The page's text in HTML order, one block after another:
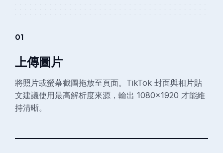
01
上傳圖片
將照片或螢幕截圖拖放至頁面。TikTok 封面與相片貼
文建議使用最高解析度來源，輸出 1080×1920 才能維
持清晰。